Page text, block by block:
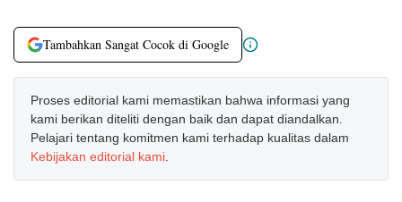
Tambahkan Sangat Cocok di Google
Proses editorial kami memastikan bahwa informasi yang
kami berikan diteliti dengan baik dan dapat diandalkan.
Pelajari tentang komitmen kami terhadap kualitas dalam
Kebijakan editorial kami